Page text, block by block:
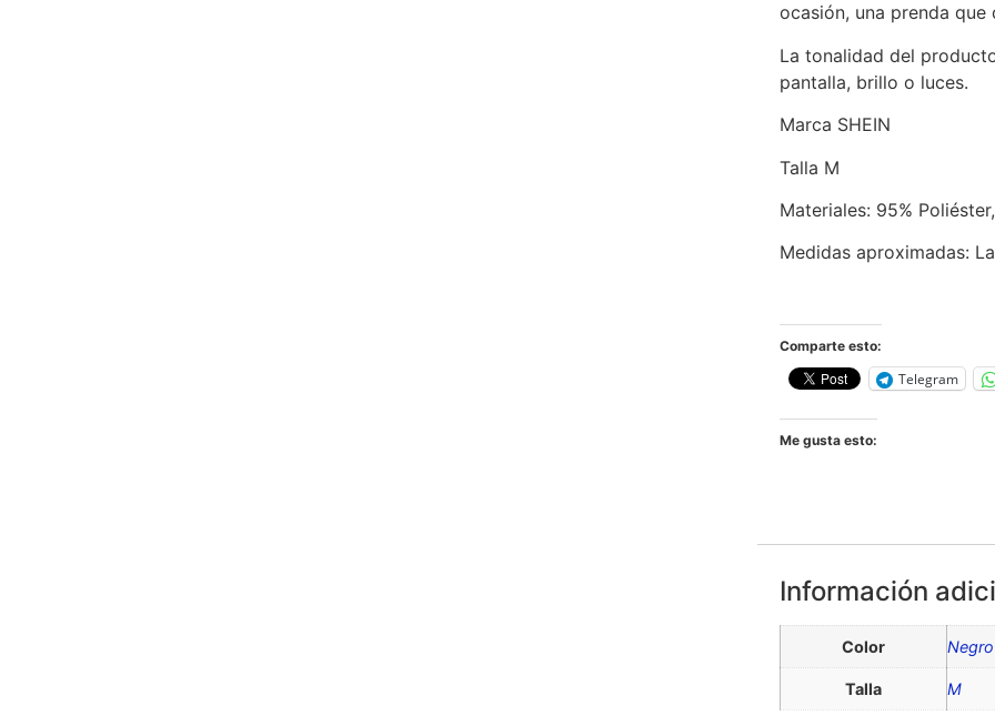
ocasión, una prenda
La tonalidad del
pantalla, brillo o luces.
Marca SHEIN
Talla M
Materiales: 95%
Medidas aproximadas:
Comparte esto:
Telegram
Me gusta esto:
Información
Color Negro
Talla M